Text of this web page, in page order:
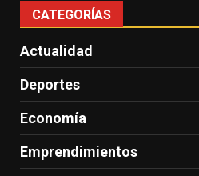
CATEGORÍAS
Actualidad
Deportes
Economía
Emprendimientos